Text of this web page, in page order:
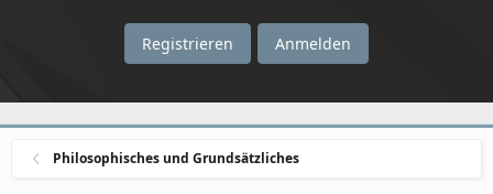
Registrieren Anmelden
Philosophisches und Grundsätzliches